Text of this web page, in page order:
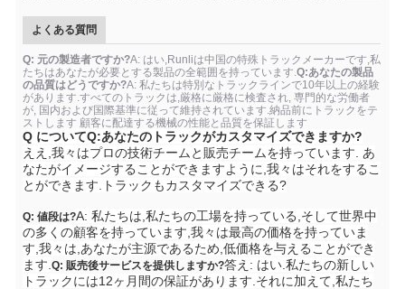
よくある質問
Q: 元の製造者ですか?A: はい,Runliは中国の特殊トラックメーカーです,私
たちはあなたが必要とする製品の全範囲を持っています.Q:あなたの製品
の品質はどうですか?A: 私たちは特別なトラックラインで10年以上の経験
があります.すべてのトラックは,厳格に厳格に検査され, 専門的な労働者
が, 国内および国際基準に従って維持されています.納品前にトラックをテ
ストします 顧客に配達する機械の性能と品質を保証します
Q についてQ:あなたのトラックがカスタマイズできますか?
ええ,我々はプロの技術チームと販売チームを持っています. あ
なたがイメージすることができますように,我々はそれをするこ
とができます.
トラックもカスタマイズできる?
Q: 値段は?A: 私たちは,私たちの工場を持っている,そして世界中
の多くの顧客を持っています,我々は最高の価格を持っていま
す,我々は,あなたが主源であるため,低価格を与えることができ
ます. Q: 販売後サービスを提供しますか?答え: はい.私たちの新しい
トラックには12ヶ月間の保証があります.それに加えて,私たち